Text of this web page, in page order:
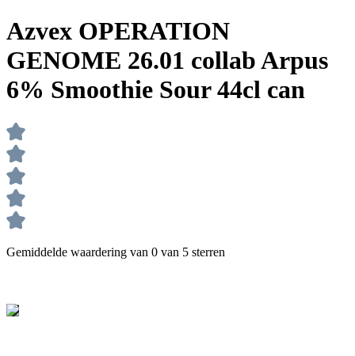
Azvex OPERATION
GENOME 26.01 collab Arpus
6% Smoothie Sour 44cl can
Gemiddelde waardering van 0 van 5 sterren